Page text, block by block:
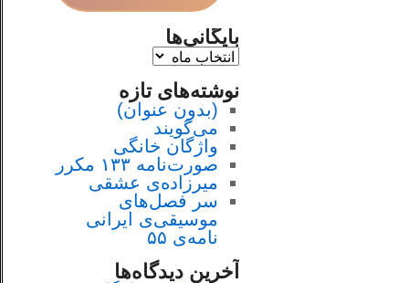
بایگانی‌ها
نوشته‌های تازه
(بدون عنوان)
می‌گویند
واژگان خانگی
صورت‌نامه ۱۳۳ مکرر
میرزاده‌ی عشقی
سر فصل‌هاى
موسيقى‌ی ايرانى
نامه‌ی ۵۵
آخرین دیدگاه‌ها